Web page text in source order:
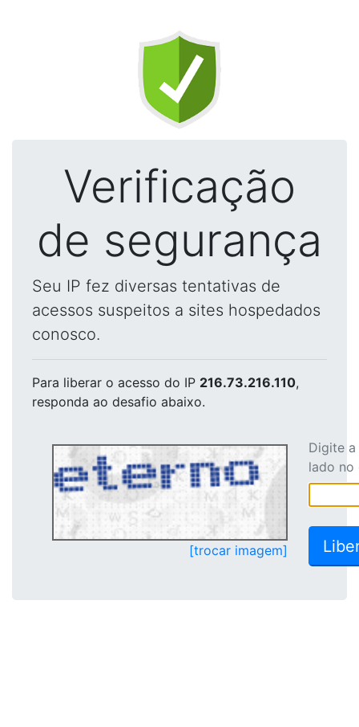
Verificação
de segurança
Seu IP fez diversas tentativas de
acessos suspeitos a sites hospedados
conosco.
Para liberar o acesso do IP 216.73.216.110,
responda ao desafio abaixo.
[trocar imagem]
Digite
lado no